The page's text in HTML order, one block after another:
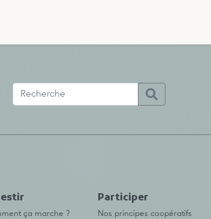
ça marche ?
Participer
Nos principes coopératifs